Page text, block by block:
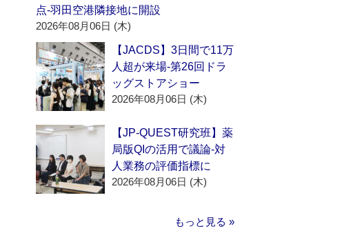
点‐羽田空港隣接地に開設
2026年08月06日 (木)
【JACDS】3日間で11万
人超が来場‐第26回ドラ
ッグストアショー
2026年08月06日 (木)
【JP-QUEST研究班】薬
局版QIの活用で議論‐対
人業務の評価指標に
2026年08月06日 (木)
もっと見る »